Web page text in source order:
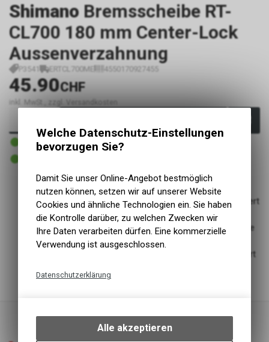
Shimano Bremsscheibe RT-
CL700 180 mm Center-Lock
Aussenverzahnung
P3541 ERTCL700ME 4550170927455
45.90CHF
inkl. MwSt., zzgl. Versandkosten
1 - 3 Tage lieferbar
Versand
1 - 3 Tage lieferbar
Überarbeitete ICE TECHNOLOGY Bremsscheibe: Optimiert
mit neuem 3D-Aluminiumträger.
Kühl: Bewährte ICE TECHNOLOGY sorgt für überragende
Wärmeableitung und gleichmässige Bremsleistung.
Leise: Der neue, optimierte 3D-Aluminiumträger reduziert
Welche Datenschutz-Einstellungen
bevorzugen Sie?
Damit Sie unser Online-Angebot bestmöglich
nutzen können, setzen wir auf unserer Website
Cookies und ähnliche Technologien ein. Sie haben
die Kontrolle darüber, zu welchen Zwecken wir
Ihre Daten verarbeiten dürfen. Eine kommerzielle
Verwendung ist ausgeschlossen.
Datenschutzerklärung
bestimmte Interaktionen und
Einstellungen auf Ihrem Gerät,
Alle akzeptieren